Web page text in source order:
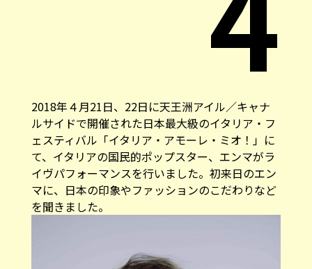
2018年４月21日、22日に天王洲アイル／キャナ
ルサイドで開催された日本最大級のイタリア・フ
ェスティバル「イタリア・アモーレ・ミオ！」に
て、イタリアの国民的ポップスター、エンマがラ
イヴパフォーマンスを行いました。初来日のエン
マに、日本の印象やファッションのこだわりなど
を聞きました。